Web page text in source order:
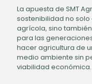
La apuesta de SMT
sostenibilidad no
agrícola, sino
para las
hacer agricultura de
medio ambiente sin
viabilidad económica.